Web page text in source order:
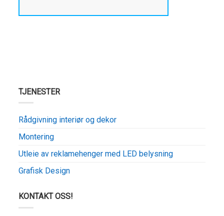
TJENESTER
Rådgivning interiør og dekor
Montering
Utleie av reklamehenger med LED belysning
Grafisk Design
KONTAKT OSS!